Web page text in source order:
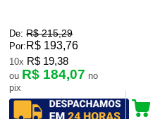
De: R$ 215,29
Por: R$ 193,76
10x R$ 19,38
ou R$ 184,07 no
pix